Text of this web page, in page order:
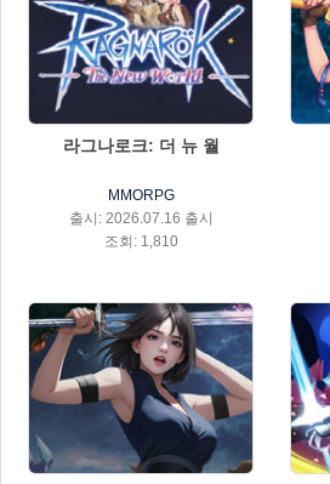
라그나로크: 더 뉴 월
MMORPG
출시: 2026.07.16 출시
조회: 1,810